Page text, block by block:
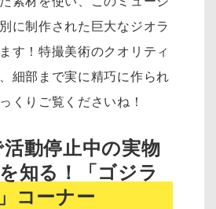
に制作された巨大なジオラ
す！特撮美術のクオリティ
細部まで実に精巧に作られ
くりご覧くださいね！
動停止中の実物
知る！「ゴジラ
コーナー